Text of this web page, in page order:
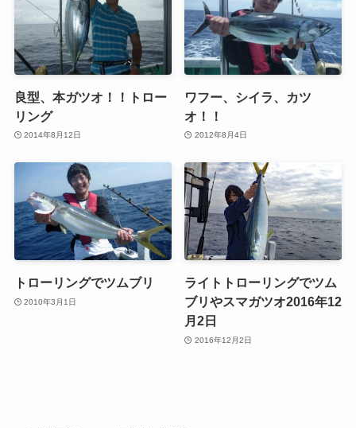
良型、本ガツオ！！トロー
リング
2014年8月12日
ワフー、シイラ、カツ
オ！！
2012年8月4日
トローリングでツムブリ
2010年3月1日
ライトトローリングでツム
ブリやスマガツオ2016年12
月2日
2016年12月2日